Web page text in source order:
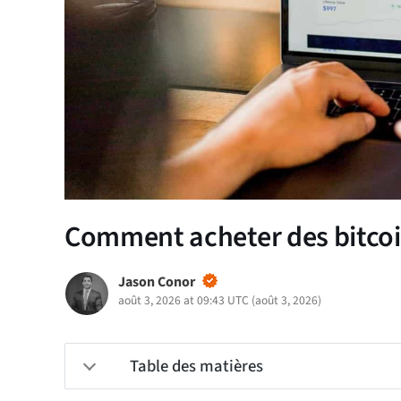
Comment acheter des
Jason Conor
août 3, 2026 at 09:43 UTC (août 3, 2026)
Table des matières